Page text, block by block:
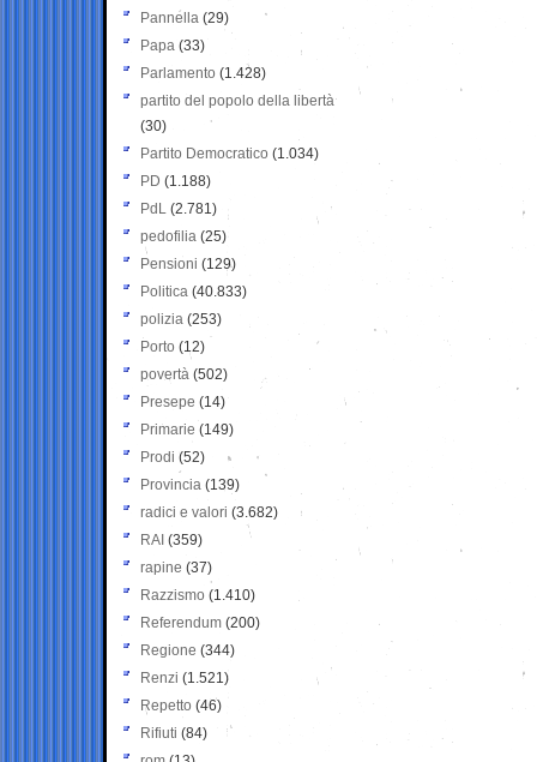
Pannella (29)
Papa (33)
Parlamento (1.428)
partito del popolo della libertà
(30)
Partito Democratico (1.034)
PD (1.188)
PdL (2.781)
pedofilia (25)
Pensioni (129)
Politica (40.833)
polizia (253)
Porto (12)
povertà (502)
Presepe (14)
Primarie (149)
Prodi (52)
Provincia (139)
radici e valori (3.682)
RAI (359)
rapine (37)
Razzismo (1.410)
Referendum (200)
Regione (344)
Renzi (1.521)
Repetto (46)
Rifiuti (84)